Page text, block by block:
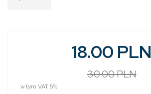
18.00 PLN
30.00 PLN
w tym VAT 5%